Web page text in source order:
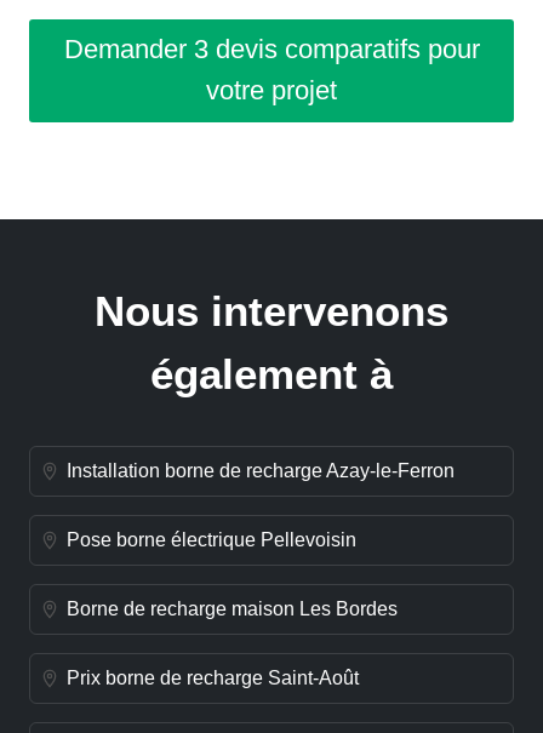
Demander 3 devis comparatifs pour
votre projet
Nous intervenons
également à
Installation borne de recharge Azay-le-Ferron
Pose borne électrique Pellevoisin
Borne de recharge maison Les Bordes
Prix borne de recharge Saint-Août